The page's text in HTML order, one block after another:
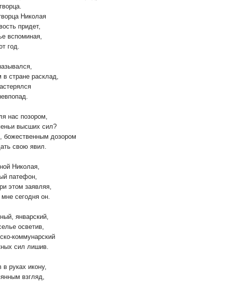
Николая
придет,
вспоминая,
год.
стране расклад,
нас позором,
высших сил?
божественным дозором
свою явил.
Николая,
патефон,
этом заявляя,
сегодня он.
январский,
осветив,
коммунарский
сил лишив.
руках икону,
взгляд,